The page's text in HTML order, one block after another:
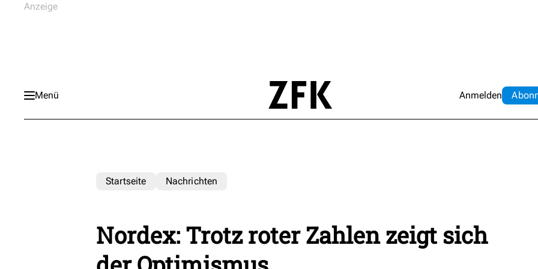
Menü Anmelden Abo
Startseite Nachrichten
Nordex: Trotz roter Zahlen zeigt sich